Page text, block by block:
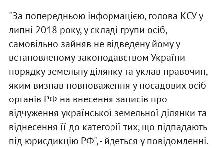
"За попередньою інформацією, голова КСУ у
липні 2018 року, у складі групи осіб,
самовільно зайняв не відведену йому у
встановленому законодавством України
порядку земельну ділянку та уклав правочин,
яким визнав повноваження у посадових осіб
органів РФ на внесення записів про
відчуження української земельної ділянки та
віднесення її до категорії тих, що підпадають
під юрисдикцію РФ", - йдеться у повідомленні.